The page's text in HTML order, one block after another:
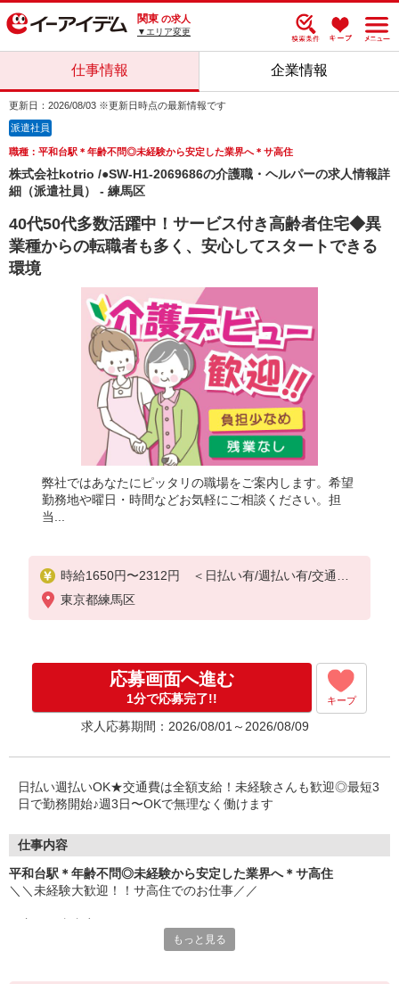
関東 の求人
▼エリア変更
仕事情報 企業情報
更新日：2026/08/03 ※更新日時点の最新情報です
派遣社員
職種：平和台駅＊年齢不問◎未経験から安定した業界へ＊サ高住
株式会社kotrio /●SW-H1-2069686の介護職・ヘルパーの求人情報詳
細（派遣社員） - 練馬区
40代50代多数活躍中！サービス付き高齢者住宅◆異
業種からの転職者も多く、安心してスタートできる
環境
弊社ではあなたにピッタリの職場をご案内します。希望
勤務地や曜日・時間などお気軽にご相談ください。担
当...
時給1650円〜2312円 ＜日払い有/週払い有/交通費
全支給(ガソリン代含む)＞
東京都練馬区
応募画面へ進む
1分で応募完了!! キープ
求人応募期間：2026/08/01～2026/08/09
日払い週払いOK★交通費は全額支給！未経験さんも歓迎◎最短3
日で勤務開始♪週3日〜OKで無理なく働けます
仕事内容
平和台駅＊年齢不問◎未経験から安定した業界へ＊サ高住
＼＼未経験大歓迎！！サ高住でのお仕事／／
もっと見る